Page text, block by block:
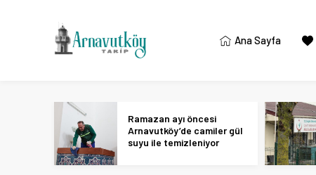
Ana Sayfa
Ramazan ayı öncesi
Arnavutköy’de camiler gül
suyu ile temizleniyor